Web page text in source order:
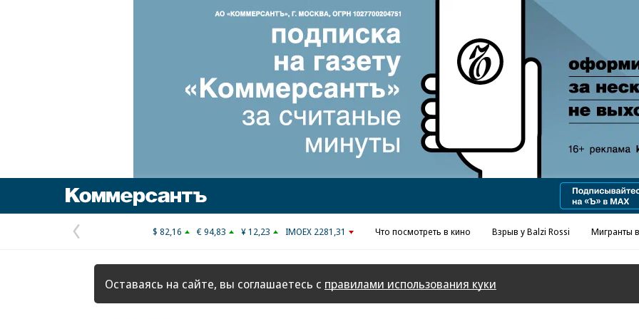
Предыдущая
страница
$ 82,16 € 94,83 ¥ 12,23 IMOEX 2281,31 Что посмотреть в кино Взрыв у Balzi Rossi Мигранты
Оставаясь на сайте, вы соглашаетесь с правилами использования куки